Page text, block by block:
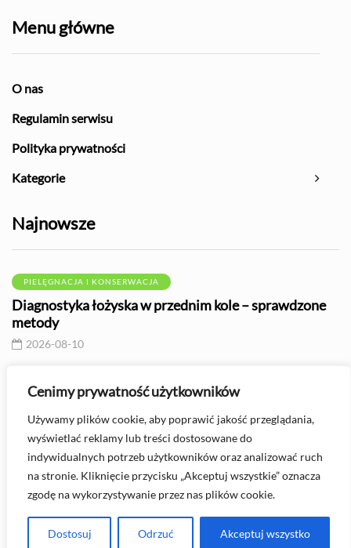
Cenimy prywatność użytkowników
Używamy plików cookie, aby poprawić jakość przeglądania,
wyświetlać reklamy lub treści dostosowane do
indywidualnych potrzeb użytkowników oraz analizować ruch
na stronie. Kliknięcie przycisku „Akceptuj wszystkie” oznacza
zgodę na wykorzystywanie przez nas plików cookie.
Dostosuj Odrzuć Akceptuj wszystko
Menu główne
O nas
Regulamin serwisu
Polityka prywatności
Kategorie
Najnowsze
PIELĘGNACJA I KONSERWACJA
Diagnostyka łożyska w przednim kole – sprawdzone
metody
2026-08-10
PORADY
sezonem?
2026-08-10
Masz pytanie? Skontaktuj się z nami -
kontakt@automasterklub.pl